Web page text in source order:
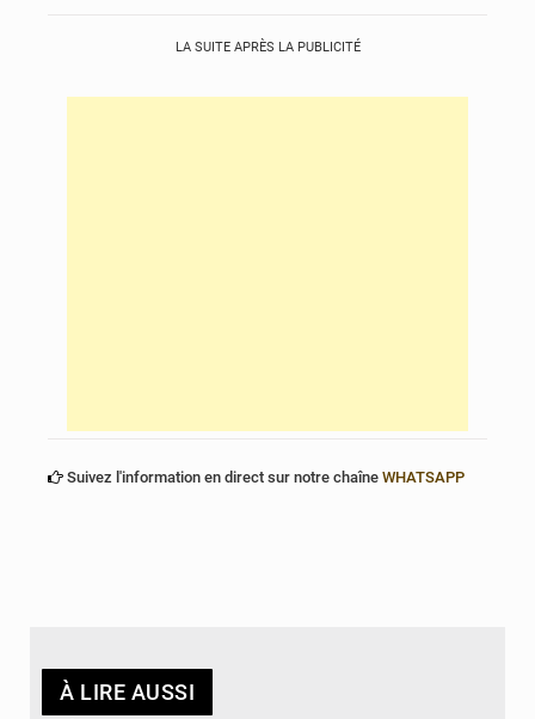
LA SUITE APRÈS LA PUBLICITÉ
Suivez l'information en direct sur notre chaîne WHATSAPP
À LIRE AUSSI